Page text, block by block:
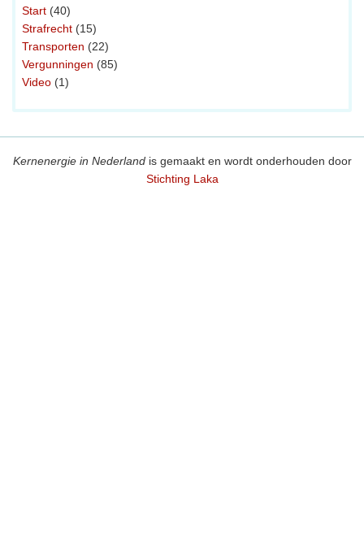
Start (40)
Strafrecht (15)
Transporten (22)
Vergunningen (85)
Video (1)
Kernenergie in Nederlandis gemaakt en wordt onderhouden door
Stichting Laka